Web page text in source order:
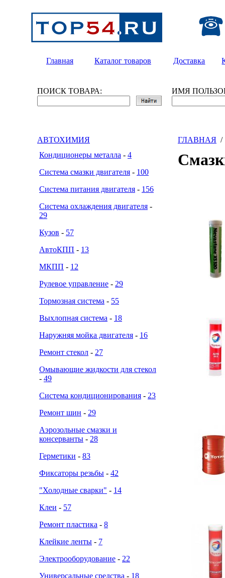
Главная Каталог товаров Доставка
ПОИСК ТОВАРА: ИМЯ
АВТОХИМИЯ
Кондиционеры металла - 4
Система смазки двигателя - 100
Система питания двигателя - 156
Система охлаждения двигателя -
29
Кузов - 57
АвтоКПП - 13
МКПП - 12
Рулевое управление - 29
Тормозная система - 55
Выхлопная система - 18
Наружняя мойка двигателя - 16
Ремонт стекол - 27
Омывающие жидкости для стекол
- 49
Система кондиционирования - 23
Ремонт шин - 29
Аэрозольные смазки и
консерванты - 28
Герметики - 83
Фиксаторы резьбы - 42
"Холодные сварки" - 14
Клеи - 57
Ремонт пластика - 8
Клейкие ленты - 7
Электрооборудование - 22
Универсальные средства - 18
ГЛАВНАЯ